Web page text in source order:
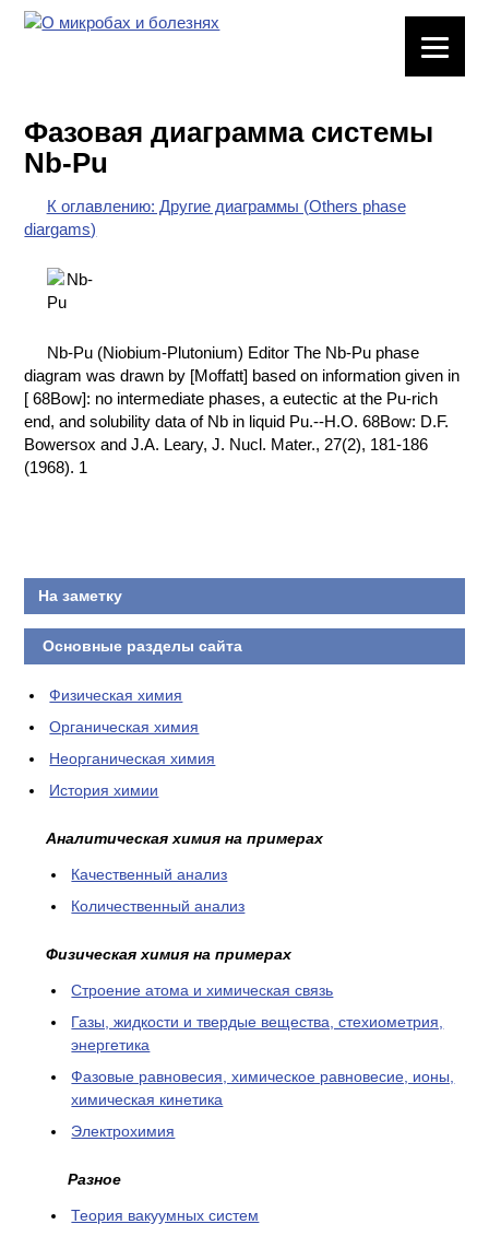
ХИМИЧЕСКАЯ
ПОСУДА
ВРЕДНЫЕ
ФАКТОРЫ
ХИМИЯ НА
ПРОИЗВОДСТВЕ
И ХИМИЧЕСКАЯ
ТЕХНОЛОГИЯ
Фазовая диаграмма системы
Nb-Pu
К оглавлению: Другие диаграммы (Others phase
diargams)
Nb-Pu (Niobium-Plutonium) Editor The Nb-Pu phase
diagram was drawn by [Moffatt] based on information given in
[ 68Bow]: no intermediate phases, a eutectic at the Pu-rich
end, and solubility data of Nb in liquid Pu.--H.O. 68Bow: D.F.
Bowersox and J.A. Leary, J. Nucl. Mater., 27(2), 181-186
(1968). 1
На заметку
Основные разделы сайта
Физическая химия
Органическая химия
Неорганическая химия
История химии
Аналитическая химия на примерах
Качественный анализ
Количественный анализ
Физическая химия на примерах
Cтроение атома и химическая связь
Газы, жидкости и твердые вещества, стехиометрия,
энергетика
Фазовые равновесия, химическое равновесие, ионы,
химическая кинетика
Электрохимия
Разное
Теория вакуумных систем